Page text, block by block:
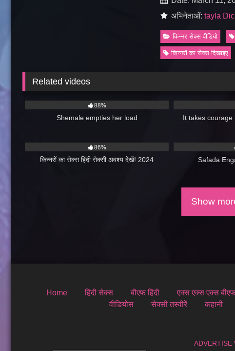
अभिनेताओं: tayla
किन्नर सेक्स वीडियो
किन्नरों का सेक्स दिखाइए
Related videos
88%
Shemale empties her load It takes
86%
किन्नरों का सेक्स हिंदी सेक्सी अवश्य देखें! 2024 Safada
Show
Home हिंदी सेक्स बीएफ हिंदी एक्स एक्स एक्स
वीडियोस
सेक्सी तस्वीरें कहानी
ADVERTISE